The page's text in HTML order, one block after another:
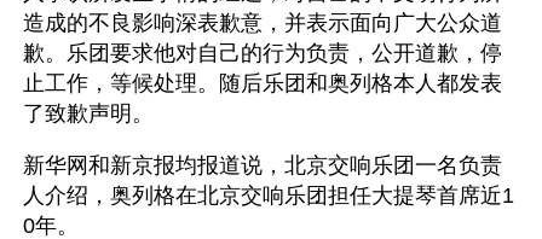
造成的不良影响深表歉意，并表示面向广大公众道
歉。乐团要求他对自己的行为负责，公开道歉，停
止工作，等候处理。随后乐团和奥列格本人都发表
了致歉声明。
新华网和新京报均报道说，北京交响乐团一名负责
人介绍，奥列格在北京交响乐团担任大提琴首席近1
0年。